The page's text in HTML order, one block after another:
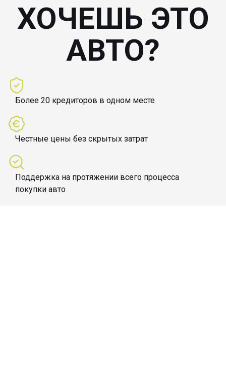
ХОЧЕШЬ ЭТО
АВТО?
Более 20 кредиторов в одном месте
Честные цены без скрытых затрат
Поддержка на протяжении всего процесса
покупки авто